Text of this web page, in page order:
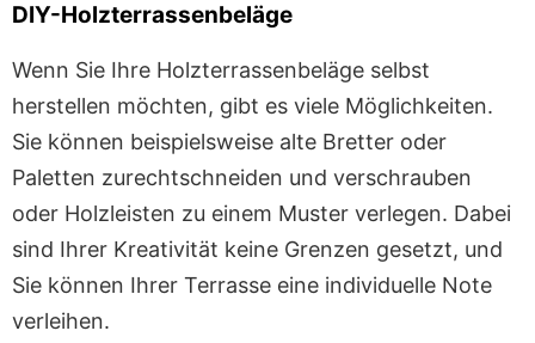
DIY-Holzterrassenbeläge
Wenn Sie Ihre Holzterrassenbeläge selbst
herstellen möchten, gibt es viele Möglichkeiten.
Sie können beispielsweise alte Bretter oder
Paletten zurechtschneiden und verschrauben
oder Holzleisten zu einem Muster verlegen. Dabei
sind Ihrer Kreativität keine Grenzen gesetzt, und
Sie können Ihrer Terrasse eine individuelle Note
verleihen.